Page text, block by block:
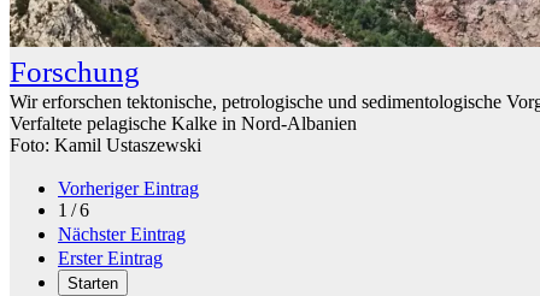
Forschung
Wir erforschen tektonische, petrologische und sedimentologische
Verfaltete pelagische Kalke in Nord-Albanien
Foto: Kamil Ustaszewski
Vorheriger Eintrag
1 / 6
Nächster Eintrag
Erster Eintrag
Starten